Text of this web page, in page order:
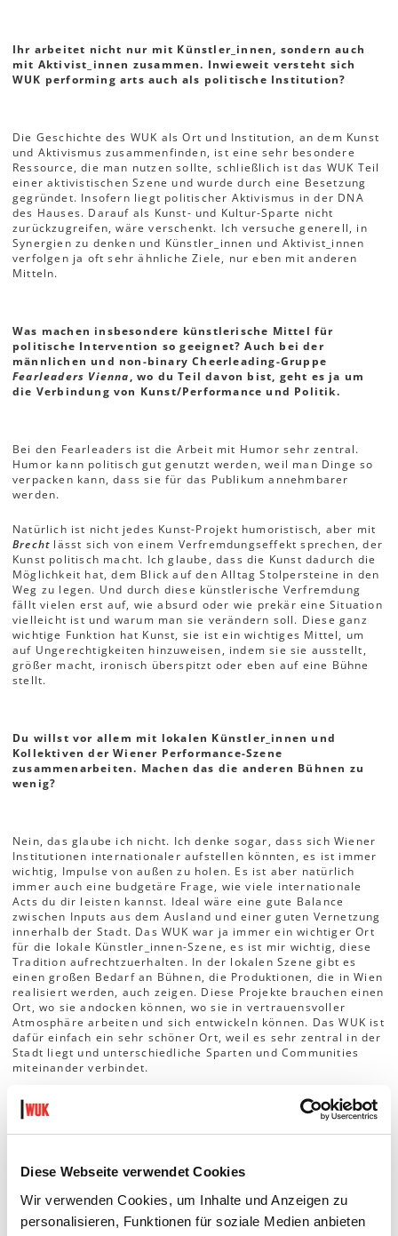
Diese Webseite verwendet Cookies
Wir verwenden Cookies, um Inhalte und Anzeigen zu
personalisieren, Funktionen für soziale Medien anbieten
Ihr arbeitet nicht nur mit Künstler_innen, sondern auch
mit Aktivist_innen zusammen. Inwieweit versteht sich
WUK performing arts auch als politische Institution?
Die Geschichte des WUK als Ort und Institution, an dem Kunst
und Aktivismus zusammenfinden, ist eine sehr besondere
Ressource, die man nutzen sollte, schließlich ist das WUK Teil
einer aktivistischen Szene und wurde durch eine Besetzung
gegründet. Insofern liegt politischer Aktivismus in der DNA
des Hauses. Darauf als Kunst- und Kultur-Sparte nicht
zurückzugreifen, wäre verschenkt. Ich versuche generell, in
Synergien zu denken und Künstler_innen und Aktivist_innen
verfolgen ja oft sehr ähnliche Ziele, nur eben mit anderen
Mitteln.
Was machen insbesondere künstlerische Mittel für
politische Intervention so geeignet? Auch bei der
männlichen und non-binary Cheerleading-Gruppe
Fearleaders Vienna, wo du Teil davon bist, geht es ja um
die Verbindung von Kunst/Performance und Politik.
Bei den Fearleaders ist die Arbeit mit Humor sehr zentral.
Humor kann politisch gut genutzt werden, weil man Dinge so
verpacken kann, dass sie für das Publikum annehmbarer
werden.
Natürlich ist nicht jedes Kunst-Projekt humoristisch, aber mit
Brecht lässt sich von einem Verfremdungseffekt sprechen, der
Kunst politisch macht. Ich glaube, dass die Kunst dadurch die
Möglichkeit hat, dem Blick auf den Alltag Stolpersteine in den
Weg zu legen. Und durch diese künstlerische Verfremdung
fällt vielen erst auf, wie absurd oder wie prekär eine Situation
vielleicht ist und warum man sie verändern soll. Diese ganz
wichtige Funktion hat Kunst, sie ist ein wichtiges Mittel, um
auf Ungerechtigkeiten hinzuweisen, indem sie sie ausstellt,
größer macht, ironisch überspitzt oder eben auf eine Bühne
stellt.
Du willst vor allem mit lokalen Künstler_innen und
Kollektiven der Wiener Performance-Szene
zusammenarbeiten. Machen das die anderen Bühnen zu
wenig?
Nein, das glaube ich nicht. Ich denke sogar, dass sich Wiener
Institutionen internationaler aufstellen könnten, es ist immer
wichtig, Impulse von außen zu holen. Es ist aber natürlich
immer auch eine budgetäre Frage, wie viele internationale
Acts du dir leisten kannst. Ideal wäre eine gute Balance
zwischen Inputs aus dem Ausland und einer guten Vernetzung
innerhalb der Stadt. Das WUK war ja immer ein wichtiger Ort
für die lokale Künstler_innen-Szene, es ist mir wichtig, diese
Tradition aufrechtzuerhalten. In der lokalen Szene gibt es
einen großen Bedarf an Bühnen, die Produktionen, die in Wien
realisiert werden, auch zeigen. Diese Projekte brauchen einen
Ort, wo sie andocken können, wo sie in vertrauensvoller
Atmosphäre arbeiten und sich entwickeln können. Das WUK ist
dafür einfach ein sehr schöner Ort, weil es sehr zentral in der
Stadt liegt und unterschiedliche Sparten und Communities
miteinander verbindet.
In Wien gibt es eine sehr lebendige Performance- Szene.
Generell bin ich kein großer Fan davon, sich zu profilieren –
und ein Profil zu entwickeln, hängt damit ja stark zusammen.